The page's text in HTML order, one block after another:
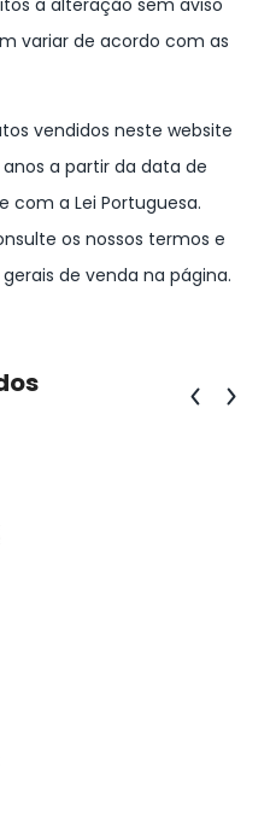
variar de acordo com as
vendidos neste website
a partir da data de
a Lei Portuguesa.
os nossos termos e
de venda na página.